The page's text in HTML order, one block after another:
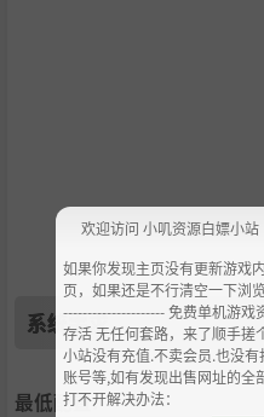
系统需求
最低配置:
欢迎访问 小叽资源白嫖小站
如果你发现主页没有更新游戏
页，如果还是不行清空一下浏
--------------------- 免费单机游
存活 无任何套路，来了顺手
小站没有充值.不卖会员.也没
账号等,如有发现出售网址的全
打不开解决办法：